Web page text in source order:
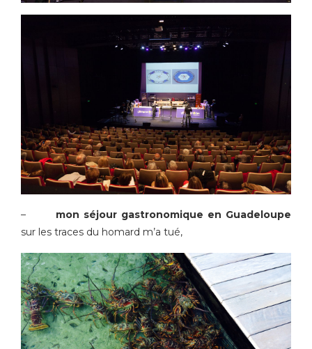
– mon séjour gastronomique en Guadeloupe
sur les traces du homard m’a tué,